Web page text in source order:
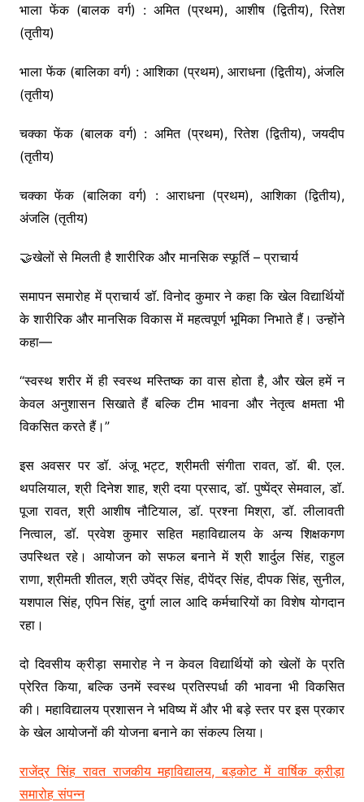
भाला फेंक (बालक वर्ग) : अमित (प्रथम), आशीष (द्वितीय), रितेश
(तृतीय)
भाला फेंक (बालिका वर्ग) : आशिका (प्रथम), आराधना (द्वितीय), अंजलि
(तृतीय)
चक्का फेंक (बालक वर्ग) : अमित (प्रथम), रितेश (द्वितीय), जयदीप
(तृतीय)
चक्का फेंक (बालिका वर्ग) : आराधना (प्रथम), आशिका (द्वितीय),
अंजलि (तृतीय)
🤝खेलों से मिलती है शारीरिक और मानसिक स्फूर्ति – प्राचार्य
समापन समारोह में प्राचार्य डॉ. विनोद कुमार ने कहा कि खेल विद्यार्थियों
के शारीरिक और मानसिक विकास में महत्वपूर्ण भूमिका निभाते हैं। उन्होंने
कहा—
“स्वस्थ शरीर में ही स्वस्थ मस्तिष्क का वास होता है, और खेल हमें न
केवल अनुशासन सिखाते हैं बल्कि टीम भावना और नेतृत्व क्षमता भी
विकसित करते हैं।”
इस अवसर पर डॉ. अंजू भट्ट, श्रीमती संगीता रावत, डॉ. बी. एल.
थपलियाल, श्री दिनेश शाह, श्री दया प्रसाद, डॉ. पुष्पेंद्र सेमवाल, डॉ.
पूजा रावत, श्री आशीष नौटियाल, डॉ. प्रश्ना मिश्रा, डॉ. लीलावती
नित्वाल, डॉ. प्रवेश कुमार सहित महाविद्यालय के अन्य शिक्षकगण
उपस्थित रहे। आयोजन को सफल बनाने में श्री शार्दुल सिंह, राहुल
राणा, श्रीमती शीतल, श्री उपेंद्र सिंह, दीपेंद्र सिंह, दीपक सिंह, सुनील,
यशपाल सिंह, एपिन सिंह, दुर्गा लाल आदि कर्मचारियों का विशेष योगदान
रहा।
दो दिवसीय क्रीड़ा समारोह ने न केवल विद्यार्थियों को खेलों के प्रति
प्रेरित किया, बल्कि उनमें स्वस्थ प्रतिस्पर्धा की भावना भी विकसित
की। महाविद्यालय प्रशासन ने भविष्य में और भी बड़े स्तर पर इस प्रकार
के खेल आयोजनों की योजना बनाने का संकल्प लिया।
राजेंद्र सिंह रावत राजकीय महाविद्यालय, बड़कोट में वार्षिक क्रीड़ा
समारोह संपन्न